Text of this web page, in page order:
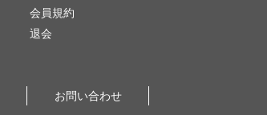
会員規約
退会
お問い合わせ